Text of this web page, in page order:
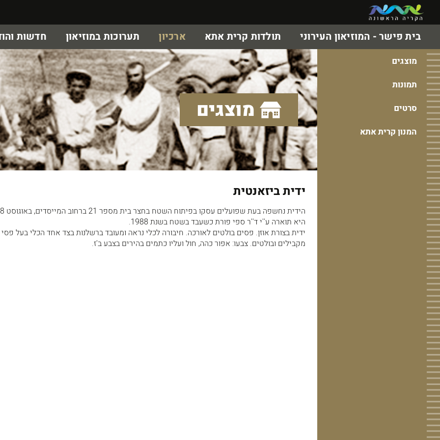
בית פישר - המוזיאון העירוני תולדות קרית אתא ארכיון תערוכות במוזיאון חדשות
מוצגים
תמונות
סרטים
המנון קרית אתא
מוצגים
ידית ביזאנטית
הידית
היא תוארה ע''י ד''ר ספי פורת כשעבד בשטח בשנת 1988.
ידית בצורת אוזן. פסים בולטים לאורכה. חיבורה לכלי נראה ומעובד ברשלנות בצד אחד הכלי בעל
מקבילים ובולטים. צבעו: אפור כהה, חול ועליו כתמים בהירים בצבע ב'ז.